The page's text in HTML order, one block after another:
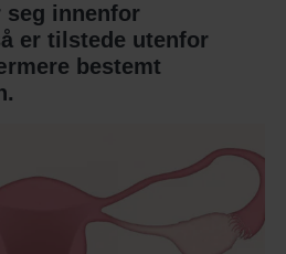
innenfor
er tilstede utenfor
bestemt